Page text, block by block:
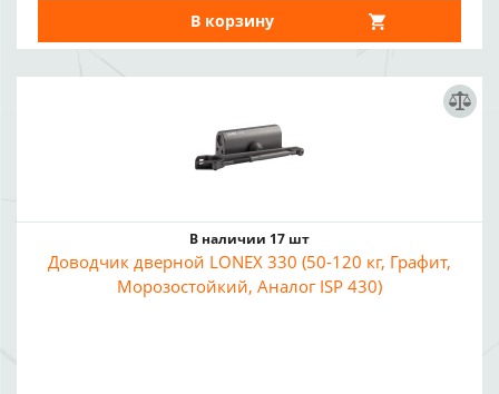
В корзину
В наличии 17 шт
Доводчик дверной LONEX 330 (50-120 кг, Графит,
Морозостойкий, Аналог ISP 430)